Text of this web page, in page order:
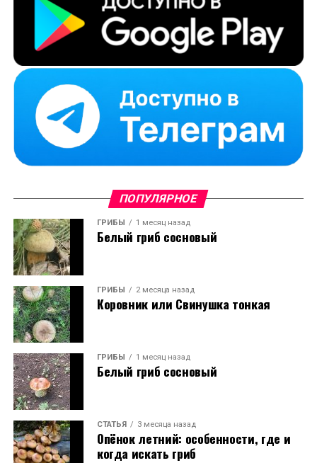
ПОПУЛЯРНОЕ
ГРИБЫ 1 месяц назад
Белый гриб сосновый
ГРИБЫ 2 месяца назад
Коровник или Свинушка тонкая
ГРИБЫ 1 месяц назад
Белый гриб сосновый
СТАТЬЯ 3 месяца назад
Опёнок летний: особенности, где и
когда искать гриб